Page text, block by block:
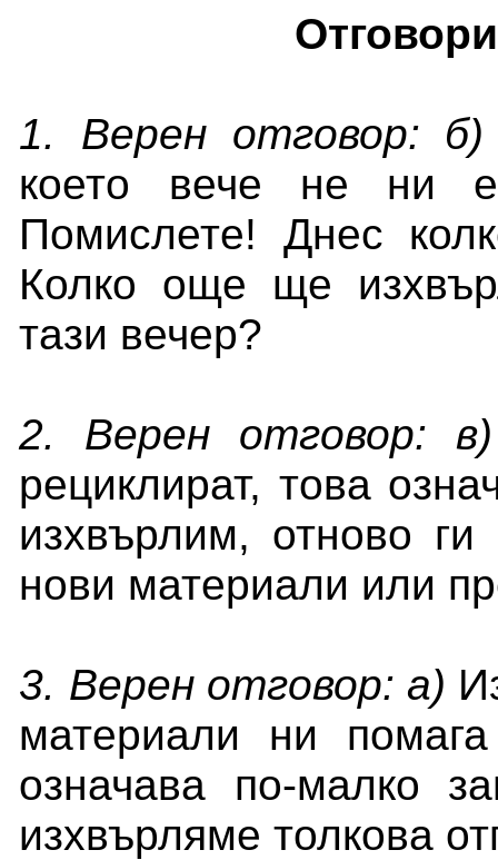
1. Верен отговор: б)
което вече не ни
Помислете! Днес
Колко още ще
тази вечер?
2. Верен отговор:
рециклират, това
изхвърлим, отново
нови материали или
3. Верен отговор: а)
материали ни
означава по-малко
изхвърляме толкова